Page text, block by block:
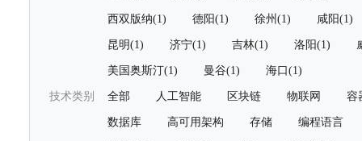
西双版纳(1) 德阳(1) 徐州(1) 咸阳(1)
昆明(1) 济宁(1) 吉林(1) 洛阳(1)
美国奥斯汀(1) 曼谷(1) 海口(1)
技术类别 全部 人工智能 区块链 物联网 容
数据库 高可用架构 存储 编程语言